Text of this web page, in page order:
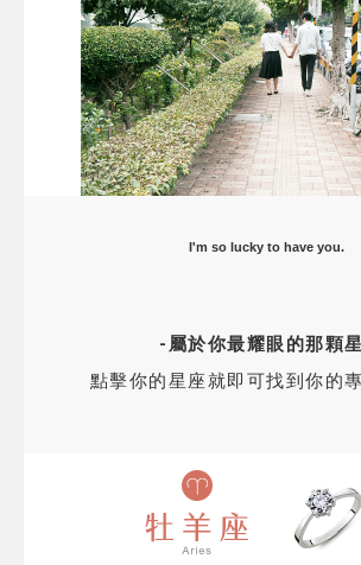
I'm so lucky to have you.
-屬於你最耀眼的那顆
點擊你的星座就即可找到你的